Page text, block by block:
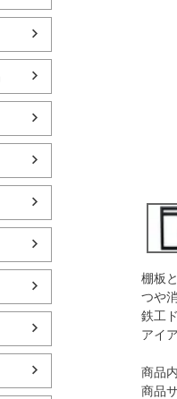
棚板
つや
鉄工
アイ
商品
商品